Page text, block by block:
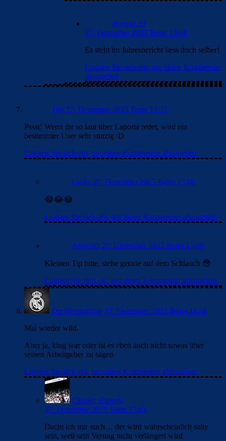
Ronald.33
27. Dezember 2025 Beim 14:44
Es steht im Jahresbericht liess doch selber!
Loggen Sie sich ein, um einen Kommentar
abzugeben
Tini 27. Dezember 2025 Beim 12:31
Pssst! Wenn ihr so laut über Laporta redet, wird ein
bestimmter User sehr stutzig :D
Loggen Sie sich ein, um einen Kommentar abzugeben
Lucky 27. Dezember 2025 Beim 13:06
😂😂😂
Loggen Sie sich ein, um einen Kommentar abzugeben
Alma-03 27. Dezember 2025 Beim 15:48
Kleinen Tip bitte, stehe gerade auf dem Schlauch 😳
Loggen Sie sich ein, um einen Kommentar abzugeben
DerWeisseRiese 27. Dezember 2025 Beim 14:44
Mal wieder wild.
Aber ja, klug war oder ist es eben auch nicht sowas über
seinen Arbeitgeber zu sagen.
Loggen Sie sich ein, um einen Kommentar abzugeben
Clouds: Experte
27. Dezember 2025 Beim 15:41
Dacht ich mir auch… der wird wahrscheinlich salty
sein, weil sein Vertrag nicht verlängert wird